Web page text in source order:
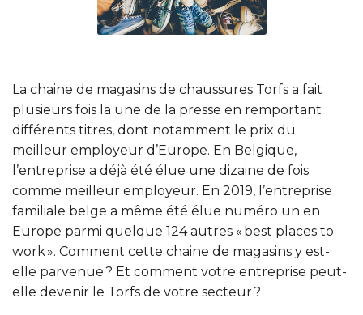
La chaine de magasins de chaussures Torfs a fait
plusieurs fois la une de la presse en remportant
différents titres, dont notamment le prix du
meilleur employeur d’Europe. En Belgique,
l’entreprise a déjà été élue une dizaine de fois
comme meilleur employeur. En 2019, l’entreprise
familiale belge a même été élue numéro un en
Europe parmi quelque 124 autres « best places to
work ». Comment cette chaine de magasins y est-
elle parvenue ? Et comment votre entreprise peut-
elle devenir le Torfs de votre secteur ?